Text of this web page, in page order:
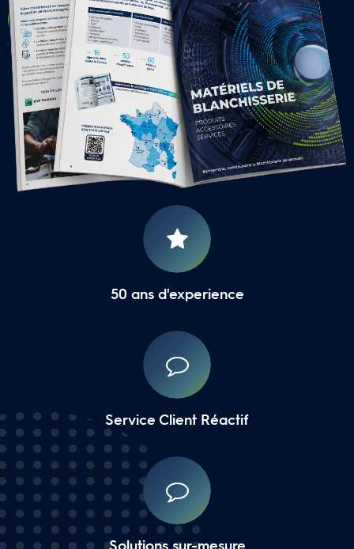
CONTACTER UNE AGENCE
LOCALE
16 Agences Régionales
50 ans d'experience
Service Client Réactif
Solutions sur-mesure